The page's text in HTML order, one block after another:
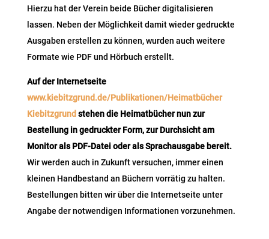
Hierzu hat der Verein beide Bücher digitalisieren
lassen. Neben der Möglichkeit damit wieder gedruckte
Ausgaben erstellen zu können, wurden auch weitere
Formate wie PDF und Hörbuch erstellt.
Auf der Internetseite
www.kiebitzgrund.de/Publikationen/Heimatbücher
Kiebitzgrund stehen die Heimatbücher nun zur
Bestellung in gedruckter Form, zur Durchsicht am
Monitor als PDF-Datei oder als Sprachausgabe bereit.
Wir werden auch in Zukunft versuchen, immer einen
kleinen Handbestand an Büchern vorrätig zu halten.
Bestellungen bitten wir über die Internetseite unter
Angabe der notwendigen Informationen vorzunehmen.